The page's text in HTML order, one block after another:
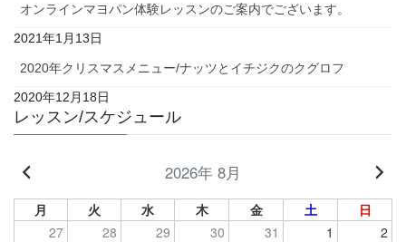
オンラインマヨパン体験レッスンのご案内でございます。
2021年1月13日
2020年クリスマスメニュー/ナッツとイチジクのクグロフ
2020年12月18日
レッスン/スケジュール
2026年 8月
月 火 水 木 金 土
日
27
28 29 30 31 1 2